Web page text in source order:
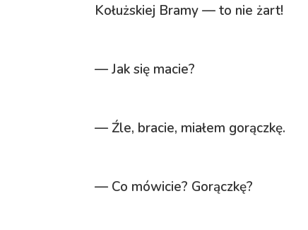
Kołużskiej Bramy — to nie żart!
— Jak się macie?
— Źle, bracie, miałem gorączkę.
— Co mówicie? Gorączkę?